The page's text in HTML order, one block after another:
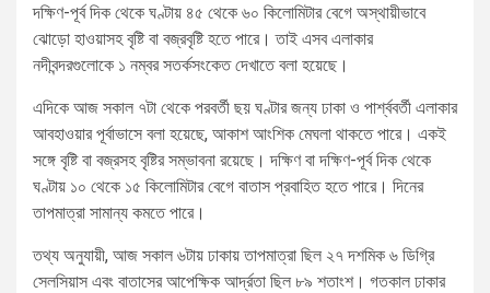
দক্ষিণ-পূর্ব দিক থেকে ঘণ্টায় ৪৫ থেকে ৬০ কিলোমিটার বেগে অস্থায়ীভাবে
ঝোড়ো হাওয়াসহ বৃষ্টি বা বজ্রবৃষ্টি হতে পারে। তাই এসব এলাকার
নদীবন্দরগুলোকে ১ নম্বর সতর্কসংকেত দেখাতে বলা হয়েছে।
এদিকে আজ সকাল ৭টা থেকে পরবর্তী ছয় ঘণ্টার জন্য ঢাকা ও পার্শ্ববর্তী এলাকার
আবহাওয়ার পূর্বাভাসে বলা হয়েছে, আকাশ আংশিক মেঘলা থাকতে পারে। একই
সঙ্গে বৃষ্টি বা বজ্রসহ বৃষ্টির সম্ভাবনা রয়েছে। দক্ষিণ বা দক্ষিণ-পূর্ব দিক থেকে
ঘণ্টায় ১০ থেকে ১৫ কিলোমিটার বেগে বাতাস প্রবাহিত হতে পারে। দিনের
তাপমাত্রা সামান্য কমতে পারে।
তথ্য অনুযায়ী, আজ সকাল ৬টায় ঢাকায় তাপমাত্রা ছিল ২৭ দশমিক ৬ ডিগ্রি
সেলসিয়াস এবং বাতাসের আপেক্ষিক আর্দ্রতা ছিল ৮৯ শতাংশ। গতকাল ঢাকার